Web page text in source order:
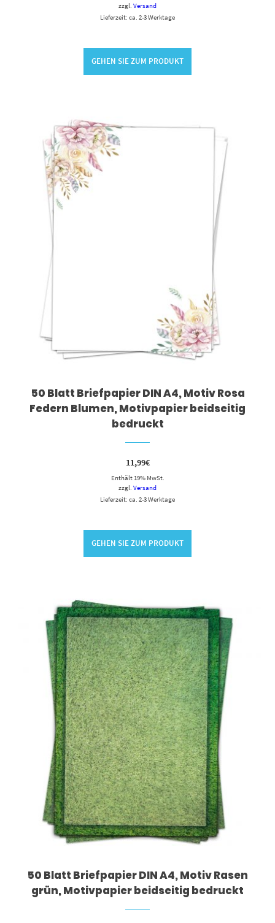
zzgl. Versand
Lieferzeit: ca. 2-3 Werktage
GEHEN SIE ZUM PRODUKT
50 Blatt Briefpapier DIN A4, Motiv Rosa
Federn Blumen, Motivpapier beidseitig
bedruckt
11,99€
Enthält 19% MwSt.
zzgl. Versand
Lieferzeit: ca. 2-3 Werktage
GEHEN SIE ZUM PRODUKT
50 Blatt Briefpapier DIN A4, Motiv Rasen
grün, Motivpapier beidseitig bedruckt